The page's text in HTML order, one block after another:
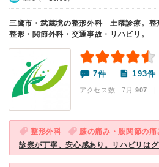
三鷹市・武蔵境の整形外科 土曜診療。整
整形・関節外科・交通事故・リハビリ。
7件 193件
アクセス数 7月:907 |
整形外科 膝の痛み・股関節の痛
診察が丁寧、安心感あり。リハビリはグ